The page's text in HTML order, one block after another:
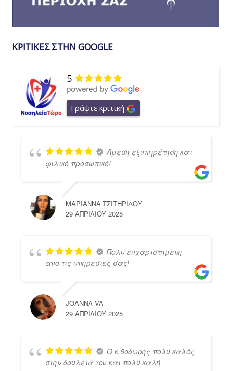
ΚΡΙΤΙΚΕΣ ΣΤΗΝ GOOGLE
5
Γράψτε κριτική
Άμεση εξυπηρέτηση και
φιλικό προσωπικό!
ΜΑΡΙΑΝΝΑ ΤΣΙΤΗΡΙΔΟΥ
29 ΑΠΡΙΛΊΟΥ 2025
Πολυ ευχαριστημενη
απο τις υπηρεσιες σας!
JOANNA VA
29 ΑΠΡΙΛΊΟΥ 2025
Ο κ.θοδωρης πολύ καλός
στην δουλειά του και πολύ καλή